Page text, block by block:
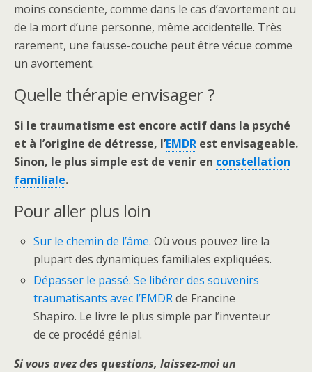
moins consciente, comme dans le cas d’avortement ou
de la mort d’une personne, même accidentelle. Très
rarement, une fausse-couche peut être vécue comme
un avortement.
Quelle thérapie envisager ?
Si le traumatisme est encore actif dans la psyché
et à l’origine de détresse, l’EMDR est envisageable.
Sinon, le plus simple est de venir en constellation
familiale.
Pour aller plus loin
Sur le chemin de l’âme. Où vous pouvez lire la
plupart des dynamiques familiales expliquées.
Dépasser le passé. Se libérer des souvenirs
traumatisants avec l’EMDRde Francine
Shapiro. Le livre le plus simple par l’inventeur
de ce procédé génial.
Si vous avez des questions, laissez-moi un